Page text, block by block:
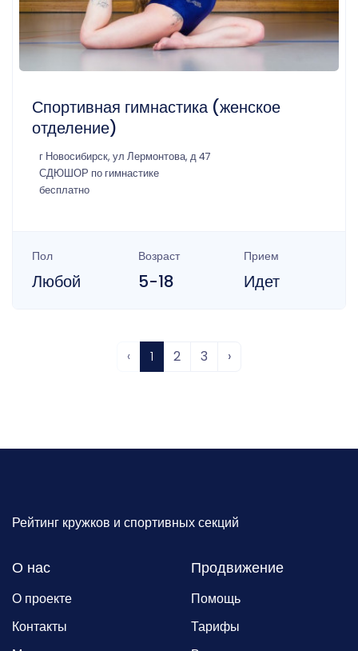
Спортивная гимнастика (женское
отделение)
г Новосибирск, ул Лермонтова, д 47
СДЮШОР по гимнастике
бесплатно
Пол
Любой
Возраст
5-18
Прием
Идет
‹ 1 2 3 ›
Рейтинг кружков и спортивных секций
О нас
О проекте
Контакты
Продвижение
Помощь
Тарифы